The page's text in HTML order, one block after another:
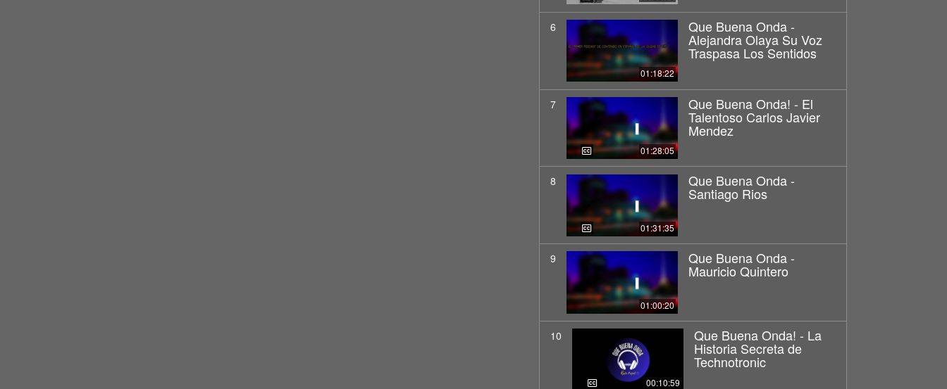
6
01:18:22
Que Buena Onda -
Alejandra Olaya Su Voz
Traspasa Los Sentidos
7
01:28:05
Que Buena Onda! - El
Talentoso Carlos Javier
Mendez
8
01:31:35
Que Buena Onda -
Santiago Rios
9
01:00:20
Que Buena Onda -
Mauricio Quintero
10
00:10:59
Que Buena Onda! - La
Historia Secreta de
Technotronic